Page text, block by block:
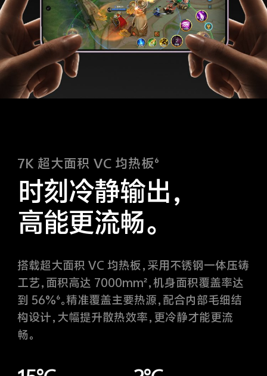
时刻冷静输出，
高能更流畅。
工艺，面积高达 7000mm²，机身面积覆盖率达
到 56%⁶。精准覆盖主要热源，配合内部毛细结
构设计，大幅提升散热效率，更冷静才能更流
畅。
15°C 2°C